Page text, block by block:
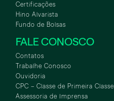
Certificações
Hino Alvarista
Fundo de Bolsas
FALE CONOSCO
Contatos
Trabalhe Conosco
Ouvidoria
CPC – Classe de Primeira Classe
Assessoria de Imprensa